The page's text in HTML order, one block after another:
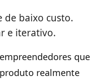
baixo custo.
e iterativo.
que
realmente